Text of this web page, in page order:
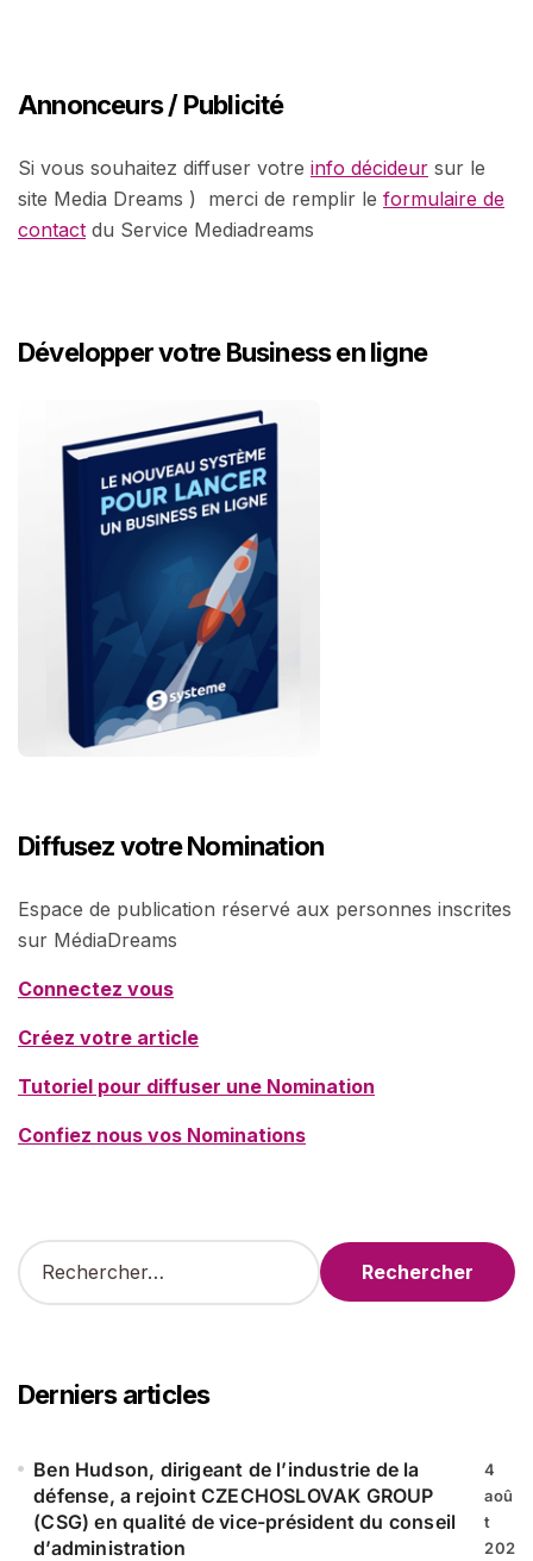
Annonceurs / Publicité
Si vous souhaitez diffuser votre info décideur sur le
site Media Dreams ) merci de remplir le formulaire de
contact du Service Mediadreams
Développer votre Business en ligne
Diffusez votre Nomination
Espace de publication réservé aux personnes inscrites
sur MédiaDreams
Connectez vous
Créez votre article
Tutoriel pour diffuser une Nomination
Confiez nous vos Nominations
R
e
r
c
e
Derniers articles
Ben Hudson, dirigeant de l’industrie de la
défense, a rejoint CZECHOSLOVAK GROUP
(CSG) en qualité de vice-président du conseil
d’administration
4
aoû
t
202